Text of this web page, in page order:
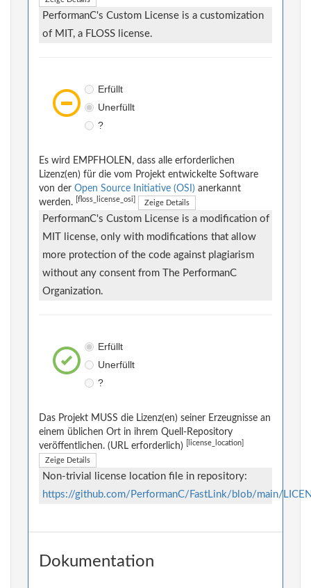
PerformanC's Custom License is a customization
of MIT, a FLOSS license.
Erfüllt
Unerfüllt
?
Es wird EMPFHOLEN, dass alle erforderlichen
Lizenz(en) für die vom Projekt entwickelte Software
von der Open Source Initiative (OSI) anerkannt
werden.
[floss_license_osi] Zeige Details
PerformanC's Custom License is a modification of
MIT license, only with modifications that allow
more protection of the code against plagiarism
without any consent from The PerformanC
Organization.
Erfüllt
Unerfüllt
?
Das Projekt MUSS die Lizenz(en) seiner Erzeugnisse an
einem üblichen Ort in ihrem Quell-Repository
veröffentlichen. (URL erforderlich)
[license_location]
Zeige Details
Non-trivial license location file in repository:
https://github.com/PerformanC/FastLink/blob/main/
Dokumentation